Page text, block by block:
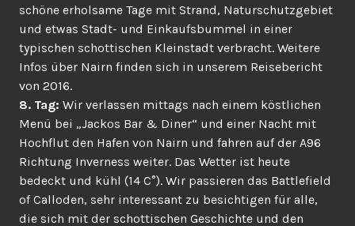
schöne erholsame Tage mit Strand, Naturschutzgebiet
und etwas Stadt- und Einkaufsbummel in einer
typischen schottischen Kleinstadt verbracht. Weitere
Infos über Nairn finden sich in unserem Reisebericht
von 2016.
8. Tag: Wir verlassen mittags nach einem köstlichen
Menü bei „Jackos Bar & Diner“ und einer Nacht mit
Hochflut den Hafen von Nairn und fahren auf der A96
Richtung Inverness weiter. Das Wetter ist heute
bedeckt und kühl (14 C°). Wir passieren das Battlefield
of Calloden, sehr interessant zu besichtigen für alle,
die sich mit der schottischen Geschichte und den